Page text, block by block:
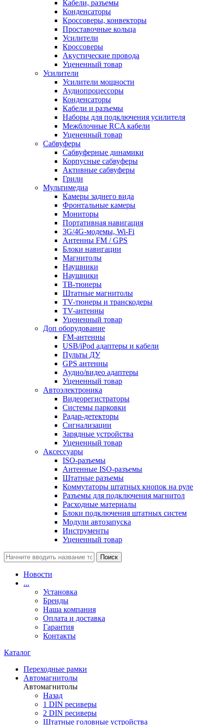
Кабели, разъемы
Конденсаторы
Кроссоверы, конвекторы
Проставочные кольца
Усилители
Кроссоверы
Акустические провода
Уцененный товар
Усилители
Усилители мощности
Аудиопроцессоры
Конденсаторы
Кабели и разъемы
Наборы для подключения усилителя
Межблочные RCA кабели
Уцененный товар
Сабвуферы
Сабвуферные динамики
Корпусные сабвуферы
Активные сабвуферы
Грили
Мультимедиа
Камеры заднего вида
Фронтальные камеры
Мониторы
Портативная навигация
3G/4G-модемы, Wi-Fi
Антенны FM / GPS
Блоки навигации
Магнитолы
Наушники
Наушники
ТВ-тюнеры
Штатные магнитолы
TV-тюнеры и транскодеры
TV-антенны
Уцененный товар
Доп оборудование
FM-антенны
USB/iPod адаптеры и кабели
Пульты ДУ
GPS антенны
Аудио/видео адаптеры
Уцененный товар
Автоэлектроника
Видеорегистраторы
Системы парковки
Радар-детекторы
Сигнализации
Зарядные устройства
Уцененный товар
Аксессуары
ISO-разъемы
Антенные ISO-разъемы
Штатные разъемы
Коммутаторы штатных кнопок на руле
Разъемы для подключения магнитол
Расходные материалы
Блоки подключения штатных систем
Модули автозапуска
Инструменты
Уцененный товар
Поиск
Новости
...
Установка
Бренды
Наша компания
Оплата и доставка
Гарантия
Контакты
Каталог
Переходные рамки
Автомагнитолы
Автомагнитолы
Назад
1 DIN ресиверы
2 DIN ресиверы
Штатные головные устройства